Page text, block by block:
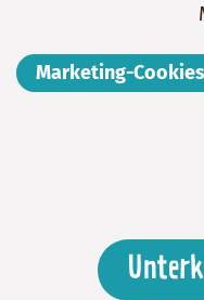
Marketing-